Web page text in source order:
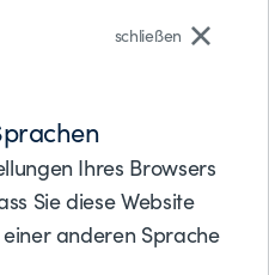
Partner
Support
schließen
Ihres Browsers
Sie diese Website
anderen Sprache